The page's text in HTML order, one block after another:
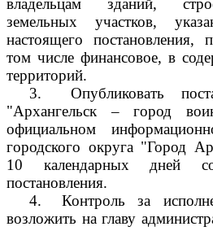
владельцам зданий,
земельных участков,
настоящего постановления,
том числе финансовое, в
территорий.
3.
Опубликовать
"Архангельск – город
официальном
городского округа "Город
10 календарных дней
постановления.
4.
Контроль за
возложить на главу